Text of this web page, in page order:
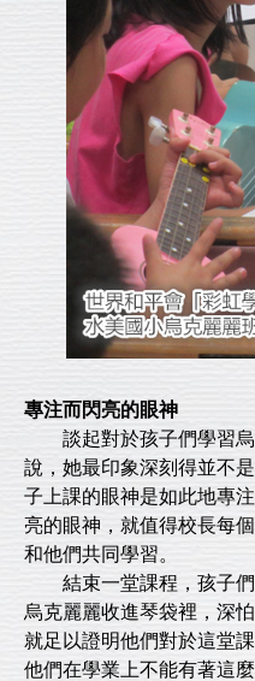
專注而閃亮的眼神
談起對於孩子們學習烏
說，她最印象深刻得並不
子上課的眼神是如此地專
亮的眼神，就值得校長每
和他們共同學習。
結束一堂課程，孩子們
烏克麗麗收進琴袋裡，深
就足以證明他們對於這堂
他們在學業上不能有著這